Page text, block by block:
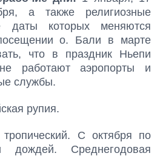
а также религиозные
даты которых меняются
о. Бали в марте
что в праздник Ньепи
работают аэропорты и
службы.
рупия.
С октября по
Среднегодовая